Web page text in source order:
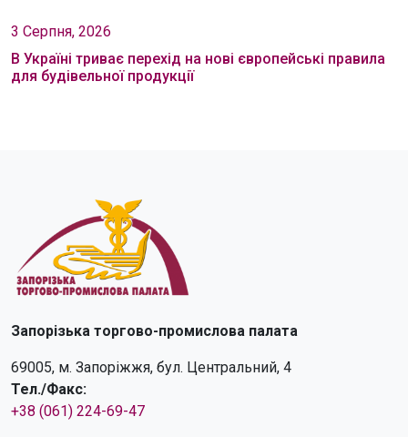
3 Серпня, 2026
В Україні триває перехід на нові європейські правила
для будівельної продукції
Запорізька торгово-промислова палата
69005, м. Запоріжжя, бул. Центральний, 4
Тел./Факс:
+38 (061) 224-69-47